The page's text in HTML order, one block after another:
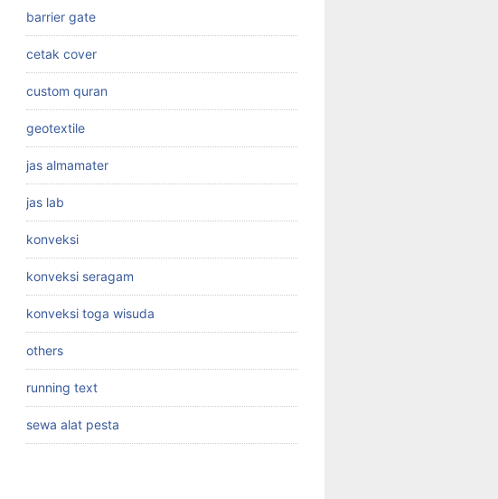
barrier gate
cetak cover
custom quran
geotextile
jas almamater
jas lab
konveksi
konveksi seragam
konveksi toga wisuda
others
running text
sewa alat pesta